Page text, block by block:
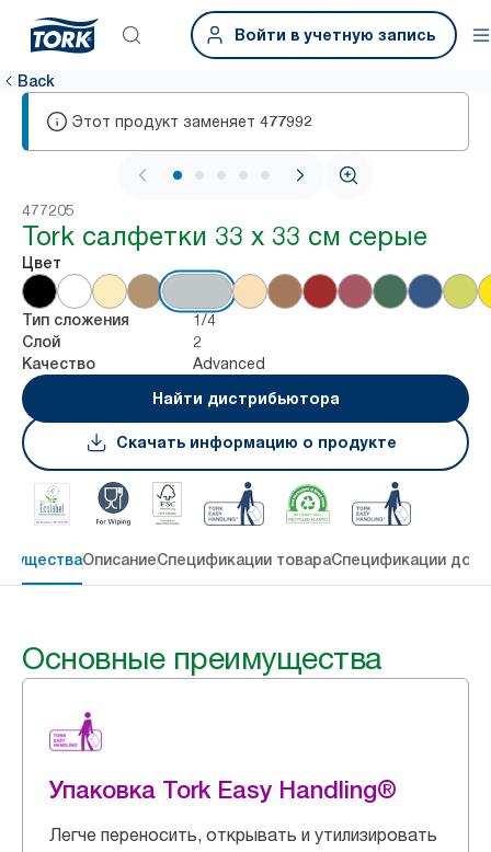
Войти в учетную запись
Back
Этот продукт заменяет 477992
1 / 6
477205
Tork салфетки 33 х 33 см серые
Цвет
Тип сложения 1/4
Слой 2
Качество
Advanced
Найти дистрибьютора
Скачать информацию о продукте
ОписаниеСпецификации товараСпецификации
Основные преимущества
Упаковка Tork Easy Handling®
Легче переносить, открывать и утилизировать